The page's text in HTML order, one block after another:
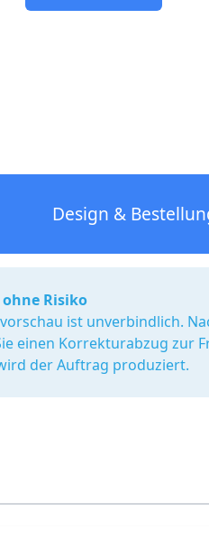
Design &
Risiko
ist unverbindlich.
einen Korrekturabzug zur
der Auftrag produziert.